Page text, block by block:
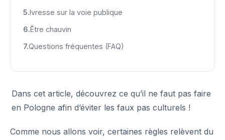
Ivresse sur la voie publique
Être chauvin
Questions fréquentes (FAQ)
Dans cet article, découvrez ce qu’il ne faut pas faire
en Pologne afin d’éviter les faux pas culturels !
Comme nous allons voir, certaines règles relèvent du